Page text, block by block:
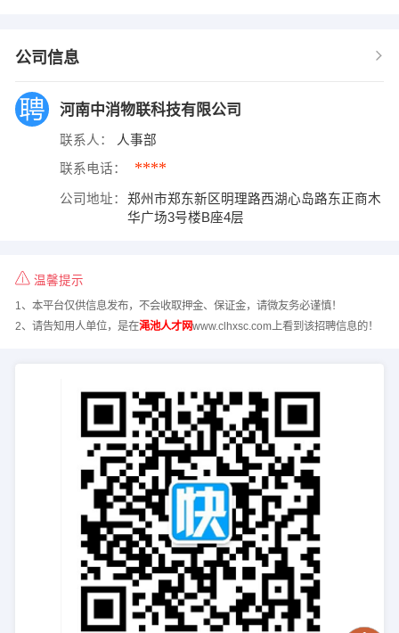
公司信息
河南中消物联科技有限公司
联系人： 人事部
联系电话： ****
公司地址：
郑州市郑东新区明理路西湖心岛路东正商木
华广场3号楼B座4层
温馨提示
1、本平台仅供信息发布，不会收取押金、保证金，请微友务必谨慎！
2、请告知用人单位，是在渑池人才网www.clhxsc.com上看到该招聘信息的！